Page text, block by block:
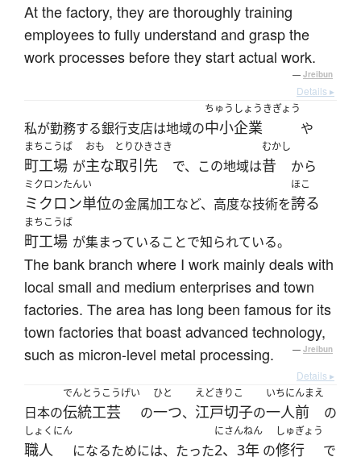
At the factory, they are thoroughly training
employees to fully understand and grasp the
work processes before they start actual work.
— Jreibun
Details ▸
私が勤務する銀行支店は地域の
ちゅうしょうきぎょう
中小企業 や
まちこうば
町工場 が
おも
主な
とりひきさき
取引先 で、この地域は
むかし
昔 から
ミクロンたんい
ミクロン単位の金属加工など、高度な技術を
ほこ
誇る
まちこうば
町工場 が集まっていることで知られている。
The bank branch where I work mainly deals with
local small and medium enterprises and town
factories. The area has long been famous for its
town factories that boast advanced technology,
such as micron-level metal processing.
— Jreibun
Details ▸
日本の
でんとうこうげい
伝統工芸 の
ひと
一つ、
えどきりこ
江戸切子の
いちにんまえ
一人前 の
しょくにん
職人 になるためには、たった
にさんねん
2、3年 の
しゅぎょう
修行
で